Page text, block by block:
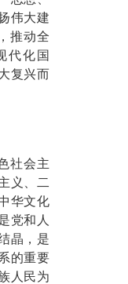
伟大建
推动全
代化国
复兴而
社会主
义、二
华文化
党和人
晶，是
的重要
人民为